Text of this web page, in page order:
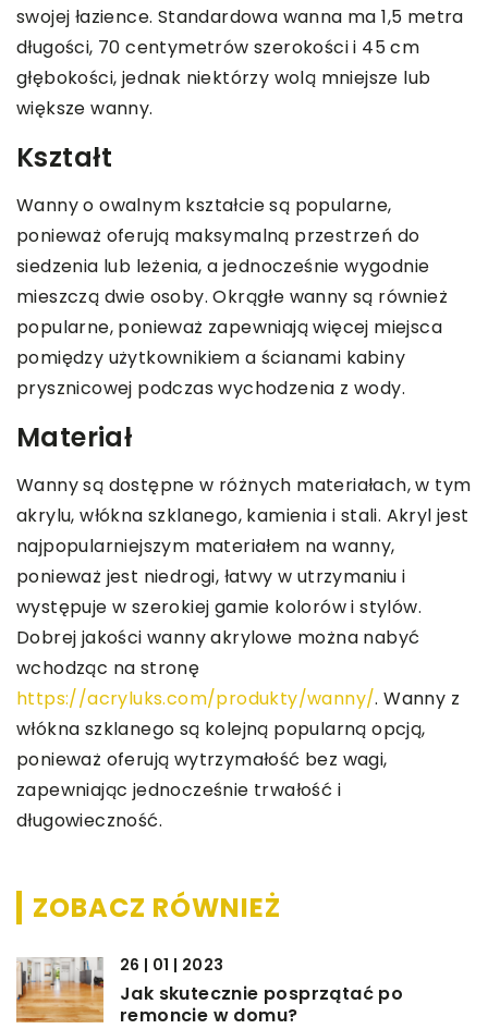
swojej łazience. Standardowa wanna ma 1,5 metra
długości, 70 centymetrów szerokości i 45 cm
głębokości, jednak niektórzy wolą mniejsze lub
większe wanny.
Kształt
Wanny o owalnym kształcie są popularne,
ponieważ oferują maksymalną przestrzeń do
siedzenia lub leżenia, a jednocześnie wygodnie
mieszczą dwie osoby. Okrągłe wanny są również
popularne, ponieważ zapewniają więcej miejsca
pomiędzy użytkownikiem a ścianami kabiny
prysznicowej podczas wychodzenia z wody.
Materiał
Wanny są dostępne w różnych materiałach, w tym
akrylu, włókna szklanego, kamienia i stali. Akryl jest
najpopularniejszym materiałem na wanny,
ponieważ jest niedrogi, łatwy w utrzymaniu i
występuje w szerokiej gamie kolorów i stylów.
Dobrej jakości wanny akrylowe można nabyć
wchodząc na stronę
https://acryluks.com/produkty/wanny/. Wanny z
włókna szklanego są kolejną popularną opcją,
ponieważ oferują wytrzymałość bez wagi,
zapewniając jednocześnie trwałość i
długowieczność.
ZOBACZ RÓWNIEŻ
26 | 01 | 2023
Jak skutecznie posprzątać po
remoncie w domu?